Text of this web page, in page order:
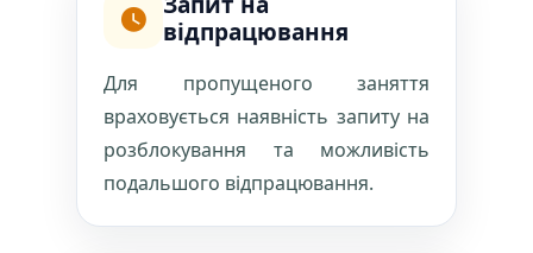
відпрацювання
Для пропущеного заняття
враховується наявність запиту на
розблокування та можливість
подальшого відпрацювання.